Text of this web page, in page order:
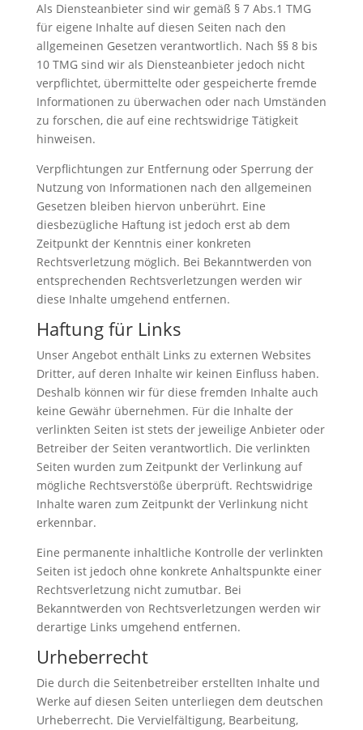
Als Diensteanbieter sind wir gemäß § 7 Abs.1 TMG
für eigene Inhalte auf diesen Seiten nach den
allgemeinen Gesetzen verantwortlich. Nach §§ 8 bis
10 TMG sind wir als Diensteanbieter jedoch nicht
verpflichtet, übermittelte oder gespeicherte fremde
Informationen zu überwachen oder nach Umständen
zu forschen, die auf eine rechtswidrige Tätigkeit
hinweisen.
Verpflichtungen zur Entfernung oder Sperrung der
Nutzung von Informationen nach den allgemeinen
Gesetzen bleiben hiervon unberührt. Eine
diesbezügliche Haftung ist jedoch erst ab dem
Zeitpunkt der Kenntnis einer konkreten
Rechtsverletzung möglich. Bei Bekanntwerden von
entsprechenden Rechtsverletzungen werden wir
diese Inhalte umgehend entfernen.
Haftung für Links
Unser Angebot enthält Links zu externen Websites
Dritter, auf deren Inhalte wir keinen Einfluss haben.
Deshalb können wir für diese fremden Inhalte auch
keine Gewähr übernehmen. Für die Inhalte der
verlinkten Seiten ist stets der jeweilige Anbieter oder
Betreiber der Seiten verantwortlich. Die verlinkten
Seiten wurden zum Zeitpunkt der Verlinkung auf
mögliche Rechtsverstöße überprüft. Rechtswidrige
Inhalte waren zum Zeitpunkt der Verlinkung nicht
erkennbar.
Eine permanente inhaltliche Kontrolle der verlinkten
Seiten ist jedoch ohne konkrete Anhaltspunkte einer
Rechtsverletzung nicht zumutbar. Bei
Bekanntwerden von Rechtsverletzungen werden wir
derartige Links umgehend entfernen.
Urheberrecht
Die durch die Seitenbetreiber erstellten Inhalte und
Werke auf diesen Seiten unterliegen dem deutschen
Urheberrecht. Die Vervielfältigung, Bearbeitung,